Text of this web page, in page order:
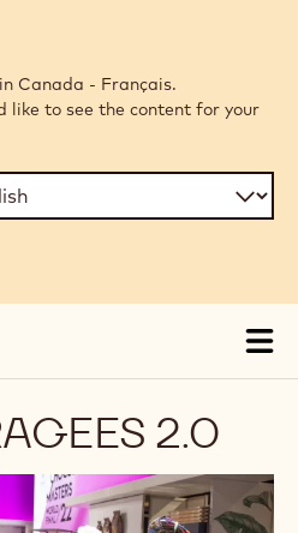
Canada - Français.
like to see the content for your
2.0